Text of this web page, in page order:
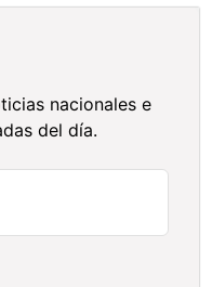
nacionales e
del día.